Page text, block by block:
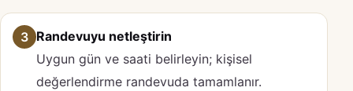
3 Randevuyu netleştirin
Uygun gün ve saati belirleyin; kişisel
değerlendirme randevuda tamamlanır.